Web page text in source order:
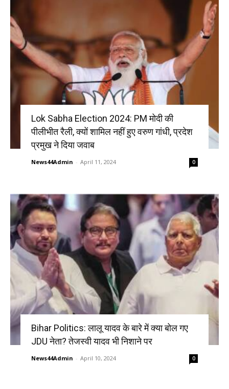
Lok Sabha Election 2024: PM मोदी की
पीलीभीत रैली, क्यों शामिल नहीं हुए वरुण गांधी, प्रदेश
प्रमुख ने दिया जवाब
News44Admin - April 11, 2024 0
Bihar Politics: लालू यादव के बारे में क्या बोल गए
JDU नेता? तेजस्वी यादव भी निशाने पर
News44Admin - April 10, 2024 0